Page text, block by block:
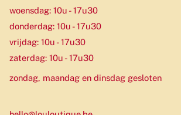
woensdag: 10u - 17u30
donderdag: 10u - 17u30
vrijdag: 10u - 17u30
zaterdag: 10u - 17u30
zondag, maandag en dinsdag gesloten